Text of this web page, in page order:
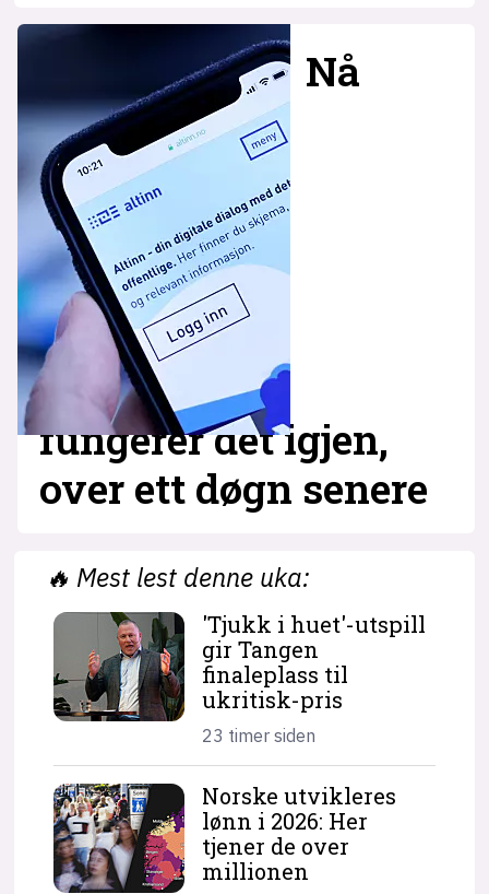
Nå
fungerer det igjen,
over ett døgn senere
🔥 Mest lest denne uka:
'Tjukk i huet'-utspill
gir Tangen
finaleplass til
ukritisk-pris
23 timer siden
Norske utvikleres
lønn i 2026: Her
tjener de over
millionen